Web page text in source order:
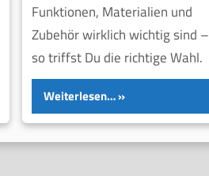
Funktionen, Materialien und
Zubehör wirklich wichtig sind –
so triffst Du die richtige Wahl.
Weiterlesen…